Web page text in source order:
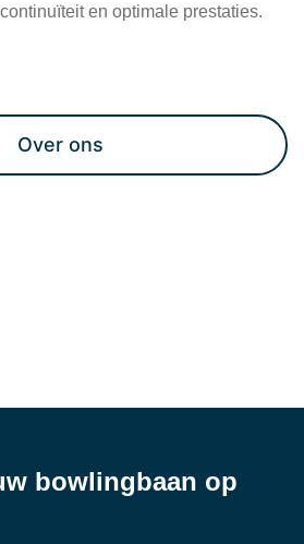
en optimale prestaties.
Over ons
bowlingbaan op